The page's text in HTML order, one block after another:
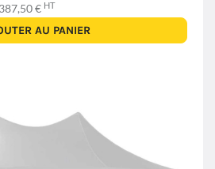
€ HT
AU PANIER